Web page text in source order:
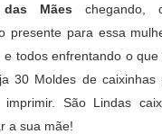
Mães chegando,
presente para essa
e todos enfrentando o
30 Moldes de
imprimir. São Lindas
a sua mãe!